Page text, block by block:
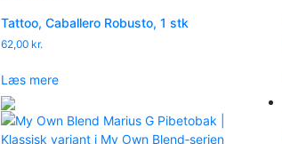
Tattoo, Caballero Robusto, 1 stk
62,00 kr.
Læs mere